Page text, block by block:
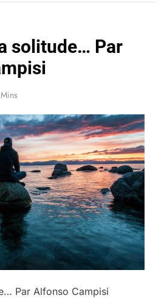
solitude… Par
Par Alfonso Campisi